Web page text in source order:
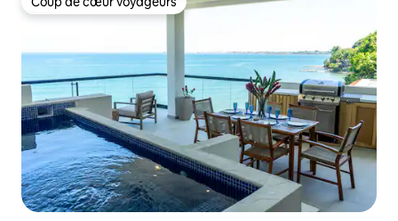
Coup de cœur voyageurs